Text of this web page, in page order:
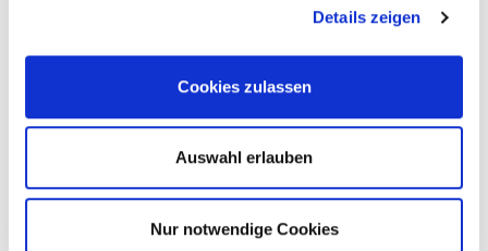
Details zeigen
Cookies zulassen
Auswahl erlauben
Nur notwendige Cookies
Reports über die Websiteaktivitäten zusammenzustellen und
um weitere mit der Websitenutzung und der Internetnutzung
verbundene Dienstleistungen gegenüber dem Anbieter
Analytics vom Browser des Nutzers übermittelte IP-Adresse
wird nicht mit anderen Daten von Google zusammengeführt.
• Browser Plugin
Nutzer können die Speicherung der Cookies durch eine